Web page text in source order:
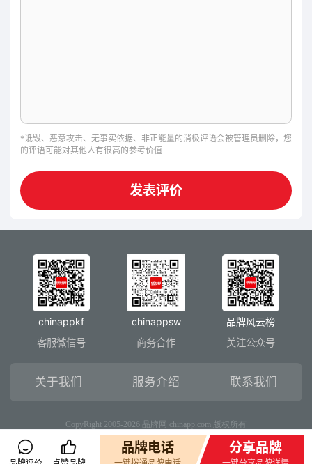
量。
东方幸福控股集团是一家专注于高端服务业的全国
连锁集团，业务覆盖国际母婴护理、高端移动月子
护理、高端月子餐订制、轻医美皮肤管理、旅居养
老、国际商贸等领域。
含产后康复、形体塑型、心理辅导、新生儿护理、
月子营养膳食、中医保健、育婴早教开发等为一体
的多元化一站式母婴服务专业中心，是知名的月子
中心加盟品牌和月子会所加盟品牌。让月子得到更
科学、更全面的指导和护理，是东方幸福不变的初
心和使命。
东方幸福国际母婴会所权威资质：
先后被授予：国家高新技术企业、中关村高新技术
*诋毁、恶意攻击、无事实依据、非正能量的消极评语会被管理员删除，您
的评语可能对其他人有很高的参考价值
发表评价
chinappkf
客服微信号
chinappsw
商务合作
品牌风云榜
关注公众号
关于我们 服务介绍 联系我们
CopyRight 2005-2026 品牌网 chinapp.com 版权所有
品牌电话 分享品牌